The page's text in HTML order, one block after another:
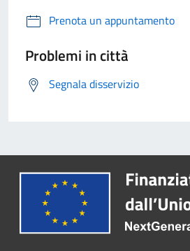
Prenota un appuntamento
Problemi in città
Segnala disservizio